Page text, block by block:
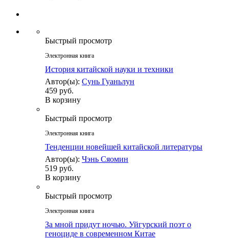
Быстрый просмотр
Электронная книга
История китайской науки и техники
Автор(ы): Сунь Гуаньлун
459 руб.
В корзину
Быстрый просмотр
Электронная книга
Тенденции новейшей китайской литературы
Автор(ы): Чэнь Сяомин
519 руб.
В корзину
Быстрый просмотр
Электронная книга
За мной придут ночью. Уйгурский поэт о
геноциде в современном Китае